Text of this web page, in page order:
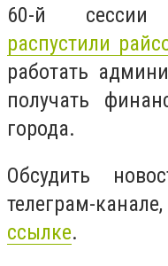
60-й сессии
распустили
работать
получать
города.
Обсудить
телеграм-
ссылке.